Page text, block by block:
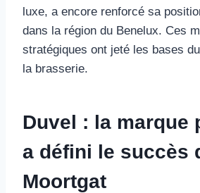
luxe, a encore renforcé sa
dans la région du Benelux. Ces
stratégiques ont jeté les bases
la brasserie.
Duvel : la marque
a défini le succès
Moortgat